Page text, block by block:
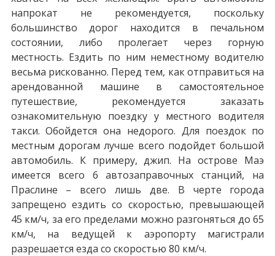
напрокат не рекомендуется, поскольку
большинство дорог находится в печальном
состоянии, либо пролегает через горную
местность. Ездить по ним неместному водителю
весьма рискованно. Перед тем, как отправиться на
арендованной машине в самостоятельное
путешествие, рекомендуется заказать
ознакомительную поездку у местного водителя
такси. Обойдется она недорого. Для поездок по
местным дорогам лучше всего подойдет большой
автомобиль. К примеру, джип. На острове Маэ
имеется всего 6 автозаправочных станций, на
Праслине – всего лишь две. В черте города
запрещено ездить со скоростью, превышающей
45 км/ч, за его пределами можно разгоняться до 65
км/ч, на ведущей к аэропорту магистрали
разрешается езда со скоростью 80 км/ч.